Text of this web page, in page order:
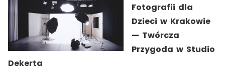
Fotografii dla
Dzieci w Krakowie
— Twórcza
Przygoda w Studio
Dekerta